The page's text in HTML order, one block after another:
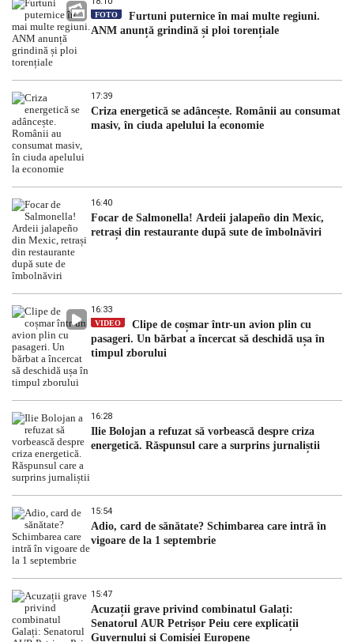
FOTO
Furtuni puternice în mai multe regiuni.
ANM anunță grindină și ploi torențiale
17:39
Criza energetică se adâncește. Românii au consumat
masiv, în ciuda apelului la economie
16:40
Focar de Salmonella! Ardeii jalapeño din Mexic,
retrași din restaurante după sute de îmbolnăviri
16:33
VIDEO
Clipe de coșmar într-un avion plin cu
pasageri. Un bărbat a încercat să deschidă ușa în
timpul zborului
16:28
Ilie Bolojan a refuzat să vorbească despre criza
energetică. Răspunsul care a surprins jurnaliștii
15:54
Adio, card de sănătate? Schimbarea care intră în
vigoare de la 1 septembrie
15:47
Acuzații grave privind combinatul Galați:
Senatorul AUR Petrișor Peiu cere explicații
Guvernului și Comisiei Europene